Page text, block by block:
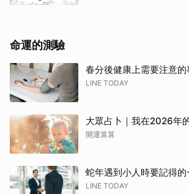
命運的測驗
春分後健康上需要注意的
LINE TODAY
大眾占卜｜我在2026年
開運算算
蛇年遇到小人時要記得的
LINE TODAY